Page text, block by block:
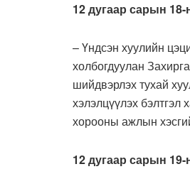
12 дугаар сарын
– Үндсэн хуулийн
холбогдуулан
шийдвэрлэх тухай
хэлэлцүүлэх бэлтгэл
хорооны ажлын
12 дугаар сарын 19-